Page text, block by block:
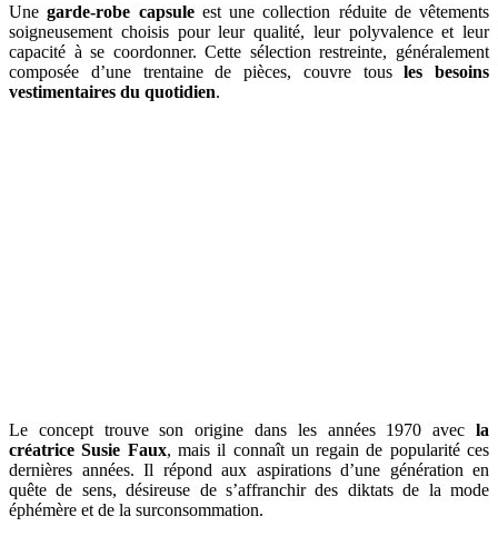
Unegarde-robe capsule est une collection réduite de vêtements
soigneusement choisis pour leur qualité, leur polyvalence et leur
capacité à se coordonner. Cette sélection restreinte, généralement
composée d’une trentaine de pièces, couvre tousles besoins
vestimentaires du quotidien.
Le concept trouve son origine dans les années 1970 avec la
créatrice Susie Faux, mais il connaît un regain de popularité ces
dernières années. Il répond aux aspirations d’une génération en
quête de sens, désireuse de s’affranchir des diktats de la mode
éphémère et de la surconsommation.